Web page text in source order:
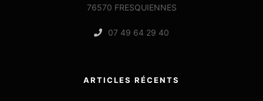
76570 FRESQUIENNES
07 49 64 29 40
ARTICLES RÉCENTS